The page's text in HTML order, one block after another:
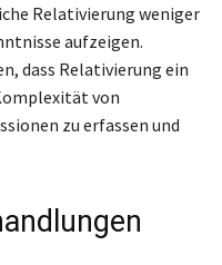
Relativierung weniger
aufzeigen.
dass Relativierung ein
von
zu erfassen und